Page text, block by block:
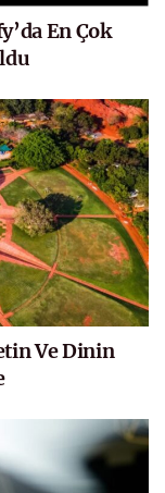
En Çok
Ve Dinin